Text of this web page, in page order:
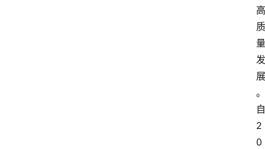
高
质
量
发
展
。
自
2
0